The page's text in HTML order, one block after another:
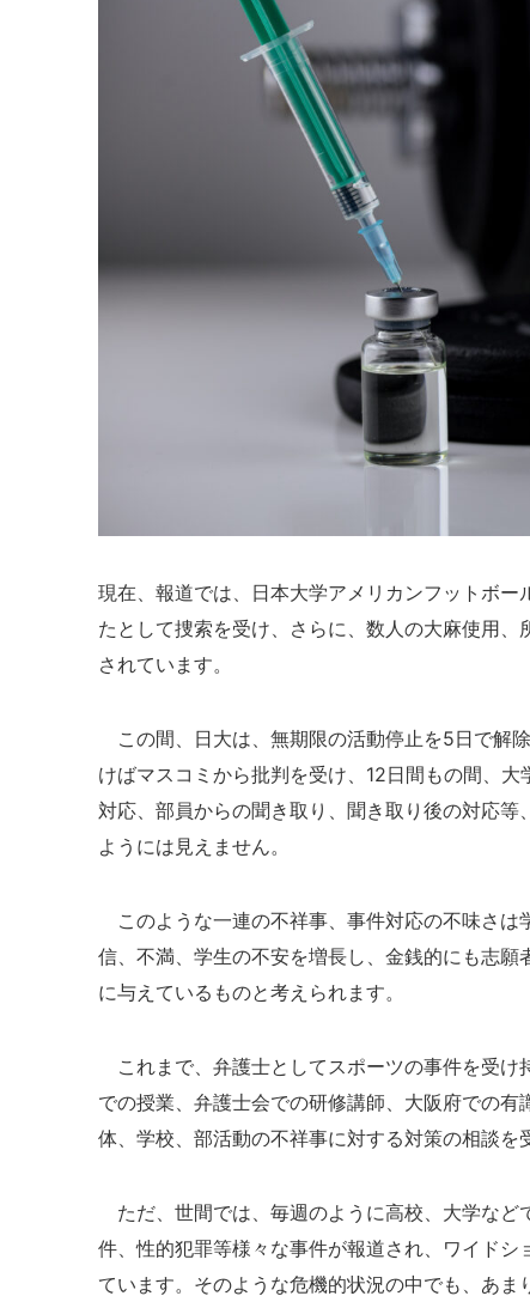
現在、報道では、日本大学アメリカンフットボ
たとして捜索を受け、さらに、数人の大麻使用
されています。
この間、日大は、無期限の活動停止を5日で解
けばマスコミから批判を受け、12日間もの間、
対応、部員からの聞き取り、聞き取り後の対応
ようには見えません。
このような一連の不祥事、事件対応の不味さは
信、不満、学生の不安を増長し、金銭的にも志
に与えているものと考えられます。
これまで、弁護士としてスポーツの事件を受け
での授業、弁護士会での研修講師、大阪府での
体、学校、部活動の不祥事に対する対策の相談を
ただ、世間では、毎週のように高校、大学など
件、性的犯罪等様々な事件が報道され、ワイド
ています。そのような危機的状況の中でも、あ